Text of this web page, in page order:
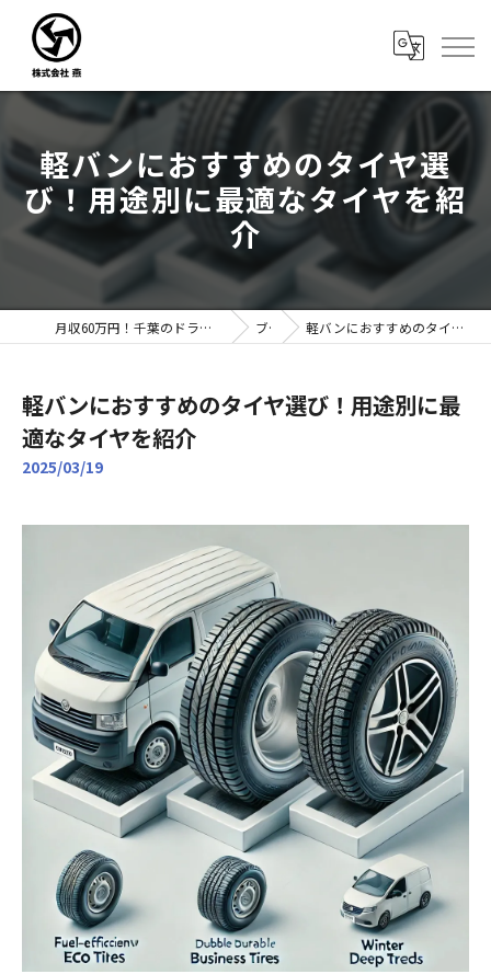
軽バンにおすすめのタイヤ選
び！用途別に最適なタイヤを紹
介
月収60万円！千葉のドライバー転職なら株式会社燕｜未経験歓迎 ブログ 軽バンにおすすめのタイヤ選び！用途別に最適なタイヤを紹介
軽バンにおすすめのタイヤ選び！用途別に最
適なタイヤを紹介
2025/03/19